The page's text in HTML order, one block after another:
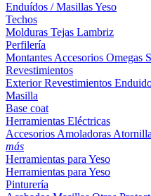
Enduídos / MasillasYeso
Techos
Molduras Tejas Lambriz
Perfilería
Montantes Accesorios Omegas
Revestimientos
ExteriorRevestimientos
Masilla
Base coat
Herramientas Eléctricas
Accesorios Amoladoras
más
Herramientas para Yeso
Herramientas para Yeso
Pinturería